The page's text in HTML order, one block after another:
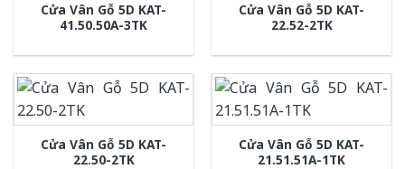
Cửa Vân Gỗ 5D KAT-
41.50.50A-3TK
Cửa Vân Gỗ 5D KAT-
22.52-2TK
Cửa Vân Gỗ 5D KAT-
22.50-2TK
Cửa Vân Gỗ 5D KAT-
21.51.51A-1TK